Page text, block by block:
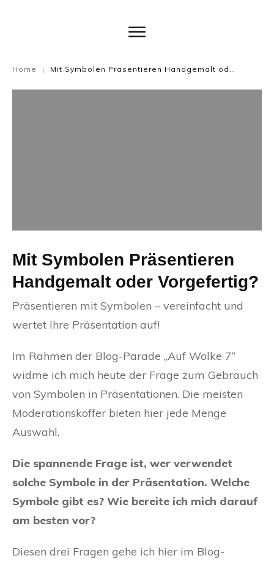
Home |
Mit Symbolen Präsentieren
Handgemalt oder Vorgefertig?
Präsentieren mit Symbolen – vereinfacht und
wertet Ihre Präsentation auf!
Im Rahmen der Blog-Parade „Auf Wolke 7“
widme ich mich heute der Frage zum Gebrauch
von Symbolen in Präsentationen. Die meisten
Moderationskoffer bieten hier jede Menge
Auswahl.
Die spannende Frage ist, wer verwendet
solche Symbole in der Präsentation. Welche
Symbole gibt es? Wie bereite ich mich darauf
am besten vor?
Diesen drei Fragen gehe ich hier im Blog-